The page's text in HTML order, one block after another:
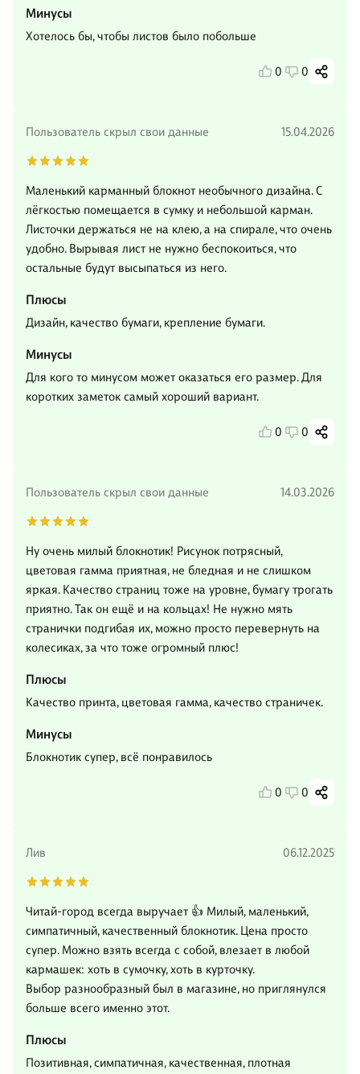
Минусы
Хотелось бы, чтобы листов было побольше
0 0
Пользователь скрыл свои данные 15.04.2026
Маленький карманный блокнот необычного дизайна. С
лёгкостью помещается в сумку и небольшой карман.
Листочки держаться не на клею, а на спирале, что очень
удобно. Вырывая лист не нужно беспокоиться, что
остальные будут высыпаться из него.
Плюсы
Дизайн, качество бумаги, крепление бумаги.
Минусы
Для кого то минусом может оказаться его размер. Для
коротких заметок самый хороший вариант.
0 0
Пользователь скрыл свои данные 14.03.2026
Ну очень милый блокнотик! Рисунок потрясный,
цветовая гамма приятная, не бледная и не слишком
яркая. Качество страниц тоже на уровне, бумагу трогать
приятно. Так он ещё и на кольцах! Не нужно мять
странички подгибая их, можно просто перевернуть на
колесиках, за что тоже огромный плюс!
Плюсы
Качество принта, цветовая гамма, качество страничек.
Минусы
Блокнотик супер, всё понравилось
0 0
Лив 06.12.2025
Читай-город всегда выручает 👍 Милый, маленький,
симпатичный, качественный блокнотик. Цена просто
супер. Можно взять всегда с собой, влезает в любой
кармашек: хоть в сумочку, хоть в курточку.
Выбор разнообразный был в магазине, но приглянулся
больше всего именно этот.
Плюсы
Позитивная, симпатичная, качественная, плотная